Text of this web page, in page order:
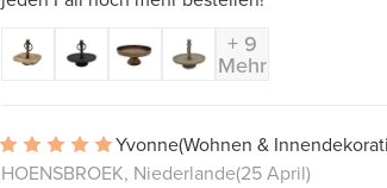
+ 9
Mehr
Yvonne(Wohnen &
HOENSBROEK, Niederlande(25 April)